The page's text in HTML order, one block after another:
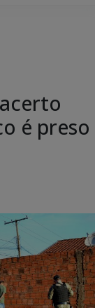
é preso